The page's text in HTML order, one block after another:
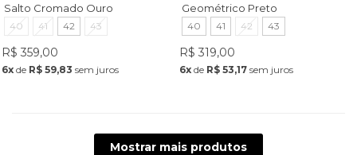
Salto Cromado Ouro
40 41 42 43
R$ 359,00
6xde R$ 59,83 sem juros
Geométrico Preto
40 41 42 43
R$ 319,00
6x de R$ 53,17 sem juros
Mostrar mais produtos